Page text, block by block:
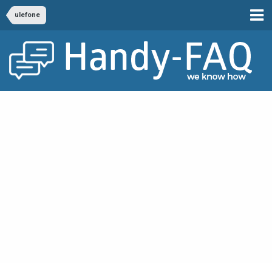
ulefone